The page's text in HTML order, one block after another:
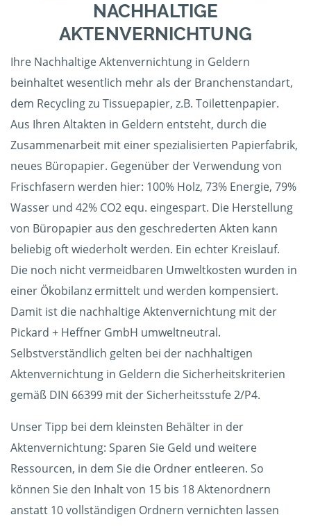
NACHHALTIGE
AKTENVERNICHTUNG
Ihre Nachhaltige Aktenvernichtung in Geldern
beinhaltet wesentlich mehr als der Branchenstandart,
dem Recycling zu Tissuepapier, z.B. Toilettenpapier.
Aus Ihren Altakten in Geldern entsteht, durch die
Zusammenarbeit mit einer spezialisierten Papierfabrik,
neues Büropapier. Gegenüber der Verwendung von
Frischfasern werden hier: 100% Holz, 73% Energie, 79%
Wasser und 42% CO2 equ. eingespart. Die Herstellung
von Büropapier aus den geschrederten Akten kann
beliebig oft wiederholt werden. Ein echter Kreislauf.
Die noch nicht vermeidbaren Umweltkosten wurden in
einer Ökobilanz ermittelt und werden kompensiert.
Damit ist die nachhaltige Aktenvernichtung mit der
Pickard + Heffner GmbH umweltneutral.
Selbstverständlich gelten bei der nachhaltigen
Aktenvernichtung in Geldern die Sicherheitskriterien
gemäß DIN 66399 mit der Sicherheitsstufe 2/P4.
Unser Tipp bei dem kleinsten Behälter in der
Aktenvernichtung: Sparen Sie Geld und weitere
Ressourcen, in dem Sie die Ordner entleeren. So
können Sie den Inhalt von 15 bis 18 Aktenordnern
anstatt 10 vollständigen Ordnern vernichten lassen